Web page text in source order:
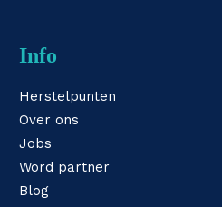
Info
Herstelpunten
Over ons
Jobs
Word partner
Blog